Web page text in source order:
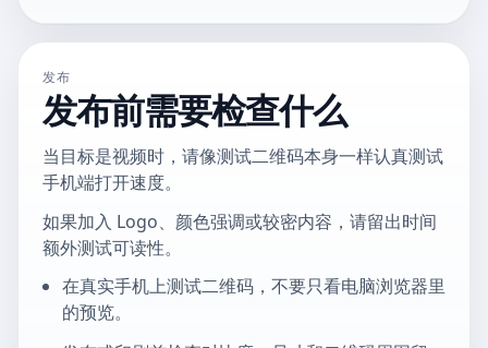
发布
发布前需要检查什么
当目标是视频时，请像测试二维码本身一样认真测试
手机端打开速度。
如果加入 Logo、颜色强调或较密内容，请留出时间
额外测试可读性。
在真实手机上测试二维码，不要只看电脑浏览器里
的预览。